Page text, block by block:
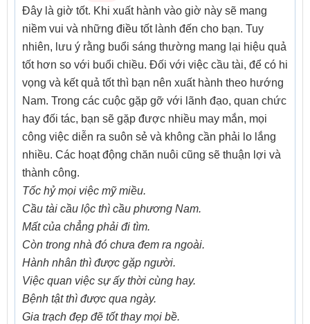
Đây là giờ tốt. Khi xuất hành vào giờ này sẽ mang
niềm vui và những điều tốt lành đến cho bạn. Tuy
nhiên, lưu ý rằng buổi sáng thường mang lại hiệu quả
tốt hơn so với buổi chiều. Đối với việc cầu tài, để có hi
vọng và kết quả tốt thì bạn nên xuất hành theo hướng
Nam. Trong các cuộc gặp gỡ với lãnh đạo, quan chức
hay đối tác, bạn sẽ gặp được nhiều may mắn, mọi
công việc diễn ra suôn sẻ và không cần phải lo lắng
nhiều. Các hoạt động chăn nuôi cũng sẽ thuận lợi và
thành công.
Tốc hỷ mọi việc mỹ miều.
Cầu tài cầu lộc thì cầu phương Nam.
Mất của chẳng phải đi tìm.
Còn trong nhà đó chưa đem ra ngoài.
Hành nhân thì được gặp người.
Việc quan việc sự ấy thời cùng hay.
Bệnh tật thì được qua ngày.
Gia trạch đẹp đẽ tốt thay mọi bề.